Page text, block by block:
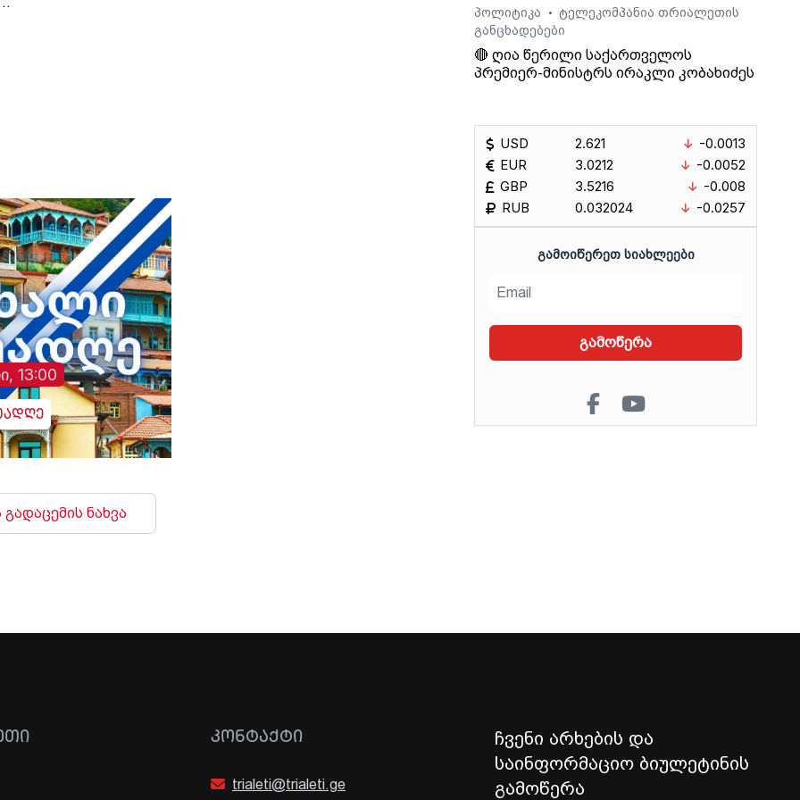
13:00
ნახვა
პოლიტიკა
•
ტელეკომპანია თრიალეთის
განცხადებები
🔴 ღია წერილი საქართველოს
პრემიერ-მინისტრს ირაკლი კობახიძეს
USD
EUR
GBP
RUB
2.621
3.0212
3.5216
0.032024
-0.0013
-0.0052
-0.008
-0.0257
ᲒᲐᲛᲝᲘᲬᲔᲠᲔᲗ ᲡᲘᲐᲮᲚᲔᲔᲑᲘ
გამოწერა
ᲙᲝᲜᲢᲐᲥᲢᲘ
trialeti@trialeti.ge
ჩვენი არხების და
საინფორმაციო ბიულეტინის
გამოწერა